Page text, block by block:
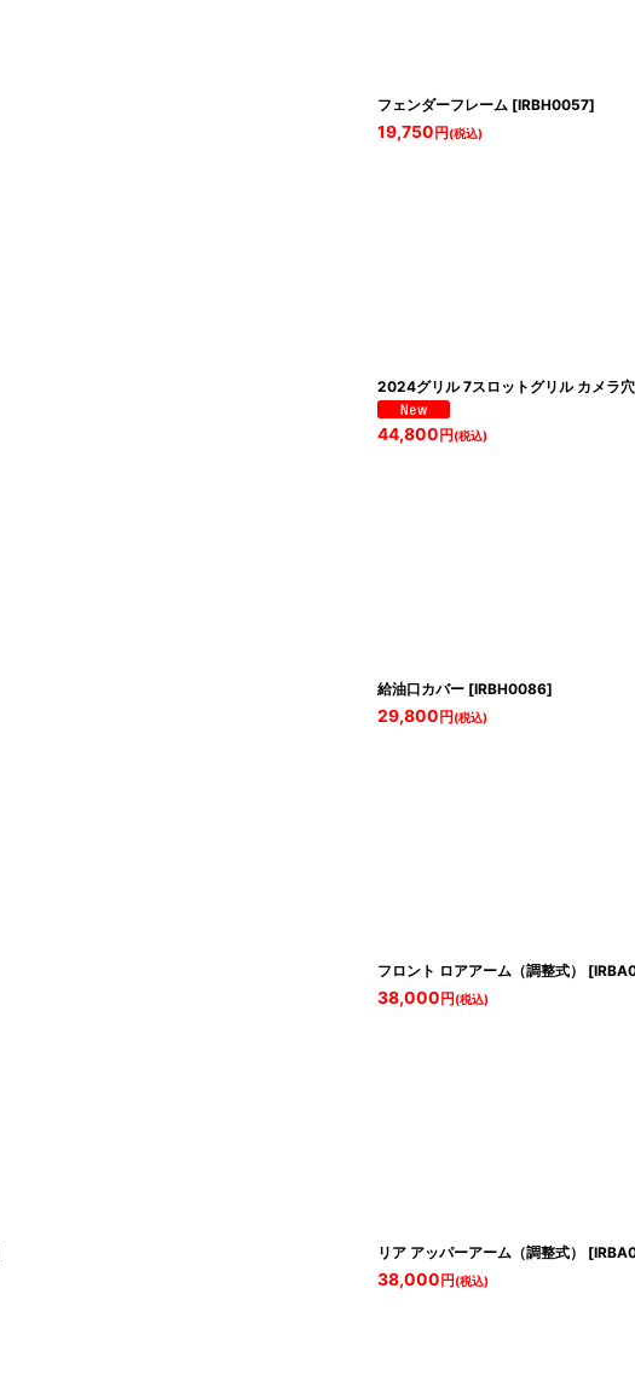
フェンダーフレーム [IRBH0057]
19,750 円 (税込)
2024グリル 7スロットグリル カメラ
44,800 円 (税込)
給油口カバー [IRBH0086]
29,800 円 (税込)
フロント ロアアーム（調整式） [
38,000 円 (税込)
リア アッパーアーム（調整式） [
38,000 円 (税込)